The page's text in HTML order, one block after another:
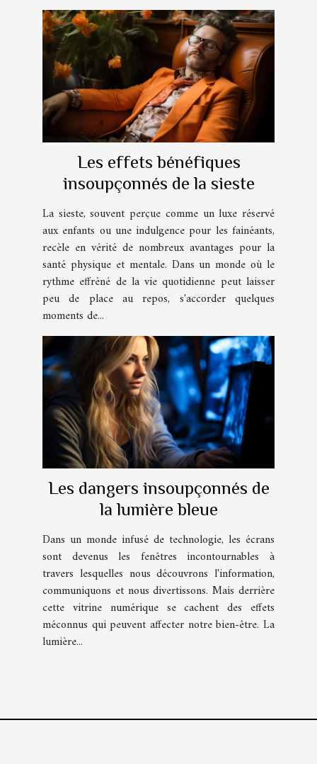
Les effets bénéfiques
insoupçonnés de la sieste
La sieste, souvent perçue comme un luxe réservé
aux enfants ou une indulgence pour les fainéants,
recèle en vérité de nombreux avantages pour la
santé physique et mentale. Dans un monde où le
rythme effréné de la vie quotidienne peut laisser
peu de place au repos, s'accorder quelques
moments de...
Les dangers insoupçonnés de
la lumière bleue
Dans un monde infusé de technologie, les écrans
sont devenus les fenêtres incontournables à
travers lesquelles nous découvrons l'information,
communiquons et nous divertissons. Mais derrière
cette vitrine numérique se cachent des effets
méconnus qui peuvent affecter notre bien-être. La
lumière...